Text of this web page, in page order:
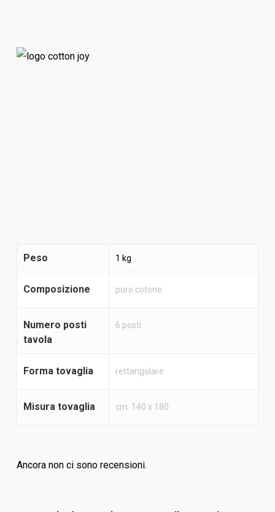
Peso 1 kg
Composizione puro cotone
Numero posti
tavola
6 posti
Forma tovaglia rettangolare
Misura tovaglia cm. 140 x 180
Ancora non ci sono recensioni.